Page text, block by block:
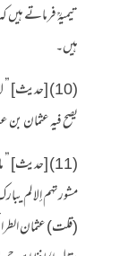
تیمیہؒ فرماتے
ہیں۔
(10) [حديث] ”
يصح فيه عثمان بن
(11) [حديث] ”
مشورتهم إلا لم
(قلت) عثمان